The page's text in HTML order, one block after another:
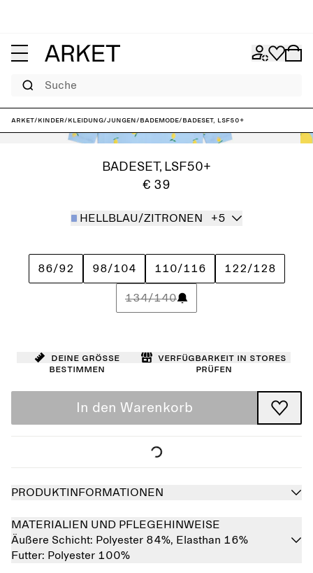
Suche
ARKET/Kinder/Kleidung/Jungen/Bademode/Badeset, LSF50+
BADESET, LSF50+
€ 39
HELLBLAU/ZITRONEN +5
86/92 98/104 110/116 122/128
134/140
Deine Größe
bestimmen
Verfügbarkeit in Stores
prüfen
In den Warenkorb
PRODUKTINFORMATIONEN
MATERIALIEN UND PFLEGEHINWEISE
Äußere Schicht: Polyester 84%, Elasthan 16%
Futter: Polyester 100%